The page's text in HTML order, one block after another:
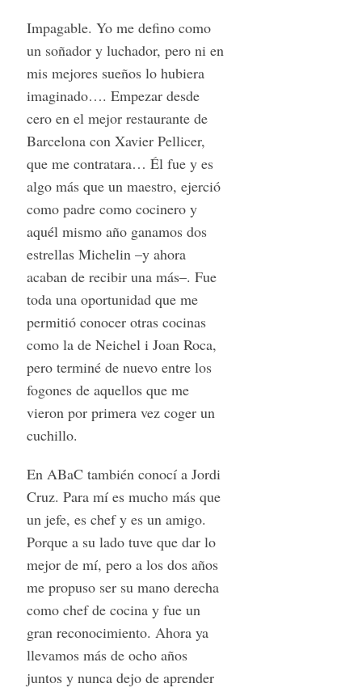
Impagable. Yo me defino como
un soñador y luchador, pero ni en
mis mejores sueños lo hubiera
imaginado…. Empezar desde
cero en el mejor restaurante de
Barcelona con Xavier Pellicer,
que me contratara… Él fue y es
algo más que un maestro, ejerció
como padre como cocinero y
aquél mismo año ganamos dos
estrellas Michelin –y ahora
acaban de recibir una más–. Fue
toda una oportunidad que me
permitió conocer otras cocinas
como la de Neichel i Joan Roca,
pero terminé de nuevo entre los
fogones de aquellos que me
vieron por primera vez coger un
cuchillo.
En ABaC también conocí a Jordi
Cruz. Para mí es mucho más que
un jefe, es chef y es un amigo.
Porque a su lado tuve que dar lo
mejor de mí, pero a los dos años
me propuso ser su mano derecha
como chef de cocina y fue un
gran reconocimiento. Ahora ya
llevamos más de ocho años
juntos y nunca dejo de aprender